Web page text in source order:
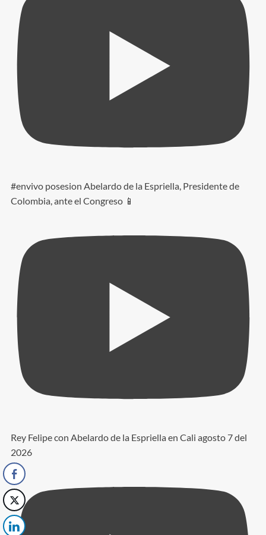
#envivo posesion Abelardo de la Espriella, Presidente de
Colombia, ante el Congreso 📱
Rey Felipe con Abelardo de la Espriella en Cali agosto 7 del
2026